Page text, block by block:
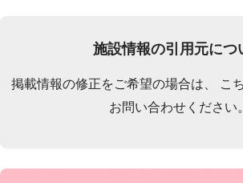
施設情報の引用元につ
掲載情報の修正をご希望の場合は、 こ
お問い合わせください。